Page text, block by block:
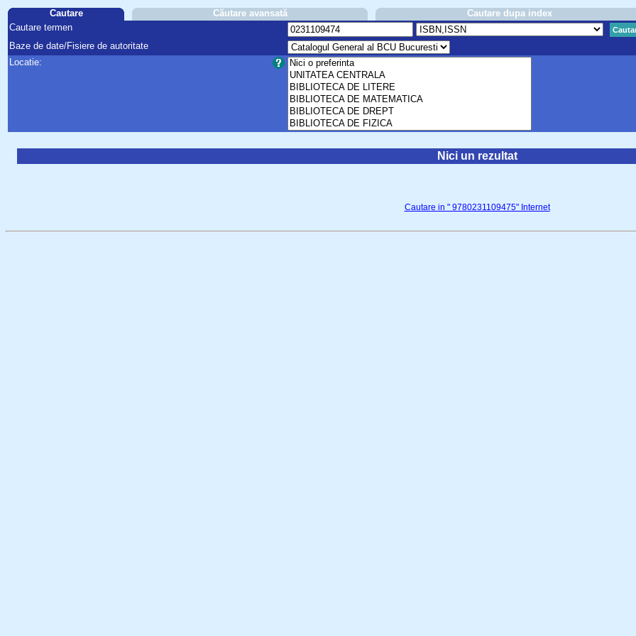
Cautare Căutare avansată Cautare dupa index
Cautare termen
Baze de date/Fisiere de autoritate
Locatie:
Nici un rezultat
Cautare in " 9780231109475" Internet